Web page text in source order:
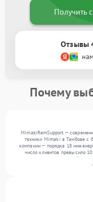
Получить
Отзывы
Почему
MimakiRemSupport —
техники Mimaki в Тамбове с
компании — порядка 18
число клиентов превысило
Ежемесячно в сервисный
выполняем ремонт различного